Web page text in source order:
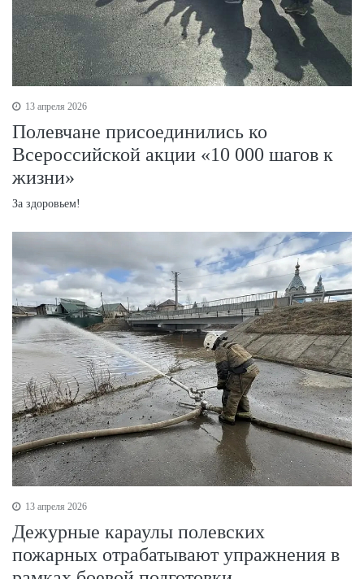
13 апреля 2026
Полевчане присоединились ко
Всероссийской акции «10 000 шагов к
жизни»
За здоровьем!
13 апреля 2026
Дежурные караулы полевских
пожарных отрабатывают упражнения в